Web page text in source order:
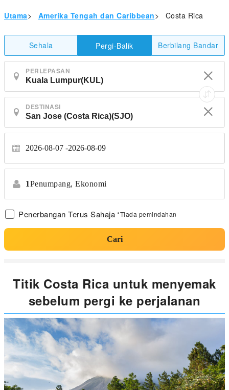
Utama> Amerika Tengah dan Caribbean> Costa Rica
Sehala Pergi-Balik Berbilang Bandar
PERLEPASAN
DESTINASI
2026-08-07 2026-08-09
1Penumpang, Ekonomi
Penerbangan Terus Sahaja *Tiada pemindahan
Cari
Titik Costa Rica untuk menyemak
sebelum pergi ke perjalanan